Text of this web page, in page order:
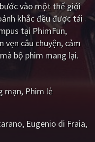
sử
Bản
vào một thế giới
khắc đều được tái
tại PhimFun,
câu chuyện, cảm
bộ phim mang lại.
mạn Phim lẻ
Eugenio di Fraia